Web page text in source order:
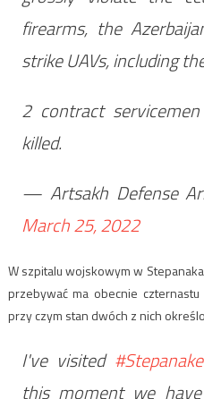
firearms, the
strike UAVs, including
2 contract
killed.
— Artsakh Defense
March 25, 2022
W szpitalu wojskowym w
przebywać ma obecnie
przy czym stan dwóch z nich
I've visited
this moment we